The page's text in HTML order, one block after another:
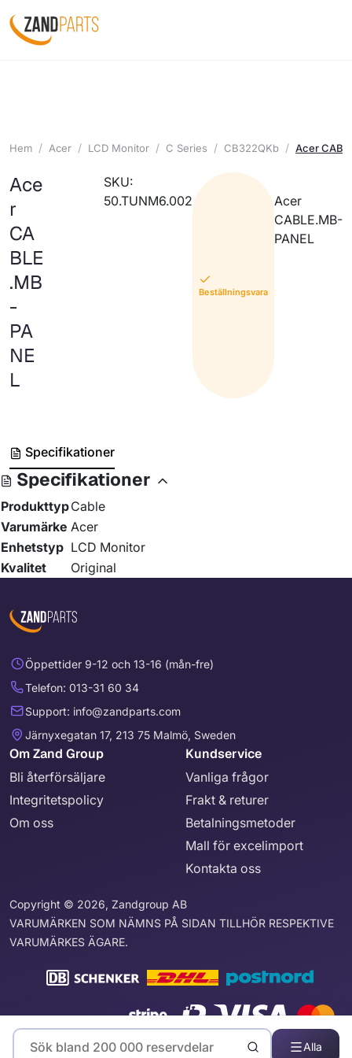
Alla
Hem Acer LCD Monitor C Series CB322QKb Acer
Ace
r
CA
BLE
.MB
-
PA
NE
L
SKU:
50.TUNM6.002
Beställningsvara
Acer
CABLE.MB-
PANEL
Specifikationer
Specifikationer
ProdukttypCable
Varumärke Acer
Enhetstyp LCD Monitor
Kvalitet
Original
Öppettider 9-12 och 13-16 (mån-fre)
Telefon: 013-31 60 34
Support: info@zandparts.com
Järnyxegatan 17, 213 75 Malmö, Sweden
Om Zand Group
Bli återförsäljare
Integritetspolicy
Om oss
Kundservice
Vanliga frågor
Frakt & returer
Betalningsmetoder
Mall för excelimport
Kontakta oss
Copyright © 2026, Zandgroup AB
VARUMÄRKEN SOM NÄMNS PÅ SIDAN TILLHÖR RESPEKTIVE
VARUMÄRKES ÄGARE.